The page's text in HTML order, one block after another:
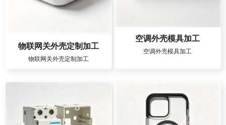
物联网关外壳定制加工
物联网关外壳定制加工
空调外壳模具加工
空调外壳模具加工